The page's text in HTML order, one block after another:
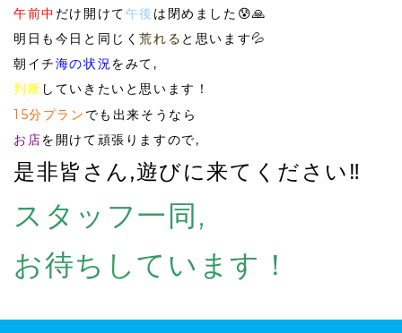
午前中 だけ開けて午後 は閉めました😰🙏
明日も今日と同じく荒れる と思います💦
朝イチ海の状況をみて,
判断 していきたいと思います！
15分プラン でも出来そうなら
お店を開けて頑張りますので,
是非皆さん,遊びに来てください‼️
スタッフ一同,
お待ちしています！